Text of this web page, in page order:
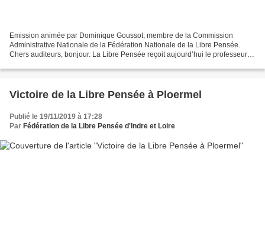
Emission animée par Dominique Goussot, membre de la Commission
Administrative Nationale de la Fédération Nationale de la Libre Pensée.
Chers auditeurs, bonjour. La Libre Pensée reçoit aujourd’hui le professeur
Victoire de la Libre Pensée à Ploermel
Publié le 19/11/2019 à 17:28
Par Fédération de la Libre Pensée d'Indre et Loire